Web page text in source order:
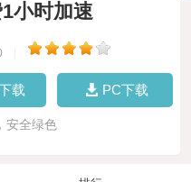
小时加速
载 PC下载
安全绿色